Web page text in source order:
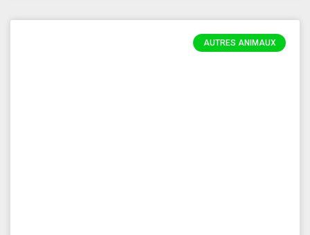
AUTRES ANIMAUX